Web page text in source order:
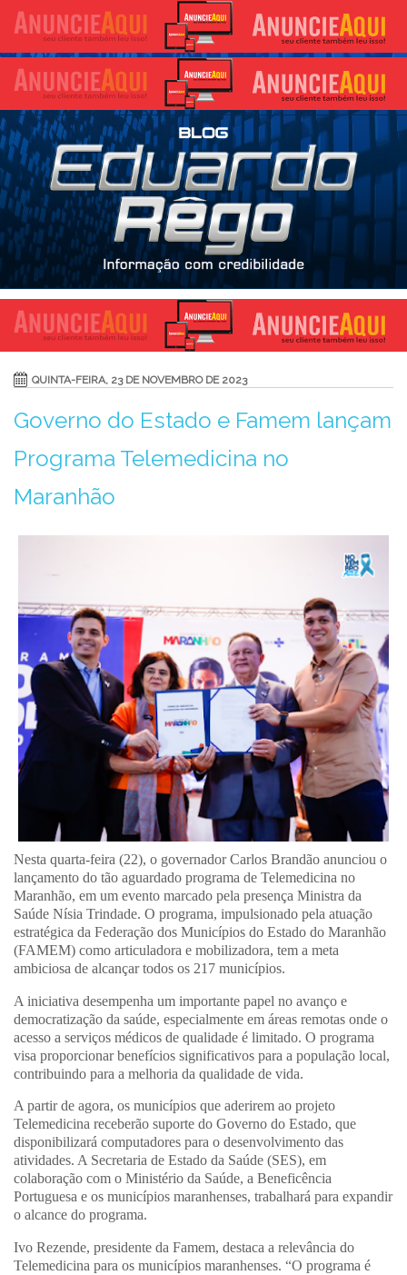
QUINTA-FEIRA, 23 DE NOVEMBRO DE 2023
Governo do Estado e Famem lançam
Programa Telemedicina no
Maranhão
Nesta quarta-feira (22), o governador Carlos Brandão anunciou o
lançamento do tão aguardado programa de Telemedicina no
Maranhão, em um evento marcado pela presença Ministra da
Saúde Nísia Trindade. O programa, impulsionado pela atuação
estratégica da Federação dos Municípios do Estado do Maranhão
(FAMEM) como articuladora e mobilizadora, tem a meta
ambiciosa de alcançar todos os 217 municípios.
A iniciativa desempenha um importante papel no avanço e
democratização da saúde, especialmente em áreas remotas onde o
acesso a serviços médicos de qualidade é limitado. O programa
visa proporcionar benefícios significativos para a população local,
contribuindo para a melhoria da qualidade de vida.
A partir de agora, os municípios que aderirem ao projeto
Telemedicina receberão suporte do Governo do Estado, que
disponibilizará computadores para o desenvolvimento das
atividades. A Secretaria de Estado da Saúde (SES), em
colaboração com o Ministério da Saúde, a Beneficência
Portuguesa e os municípios maranhenses, trabalhará para expandir
o alcance do programa.
Ivo Rezende, presidente da Famem, destaca a relevância do
Telemedicina para os municípios maranhenses. “O programa é